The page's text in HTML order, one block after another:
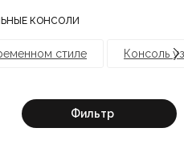
КОНСОЛИ
стиле Консоль
Фильтр